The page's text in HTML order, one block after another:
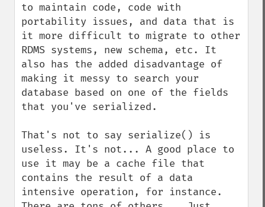
to maintain code, code with
portability issues, and data that is
it more difficult to migrate to other
RDMS systems, new schema, etc. It
also has the added disadvantage of
making it messy to search your
database based on one of the fields
that you've serialized.
That's not to say serialize() is
useless. It's not... A good place to
use it may be a cache file that
contains the result of a data
intensive operation, for instance.